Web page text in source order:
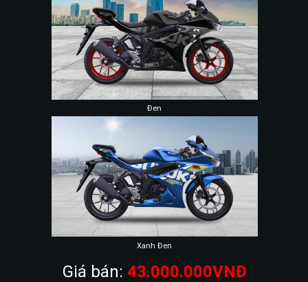
Đen
Xanh Đen
Giá bán: 43.000.000VNĐ